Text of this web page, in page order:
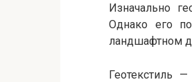
Изначально
Однако его
ландшафтном
Геотекстиль